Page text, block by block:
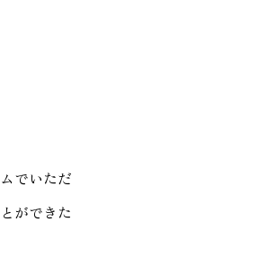
でいただ
ができた